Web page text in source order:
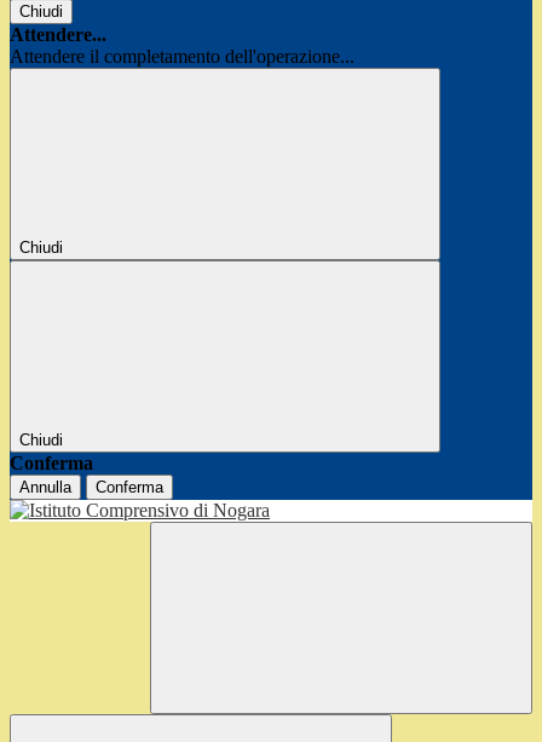
Chiudi
Attendere...
Attendere il completamento dell'operazione...
Chiudi
Chiudi
Conferma
Annulla Conferma